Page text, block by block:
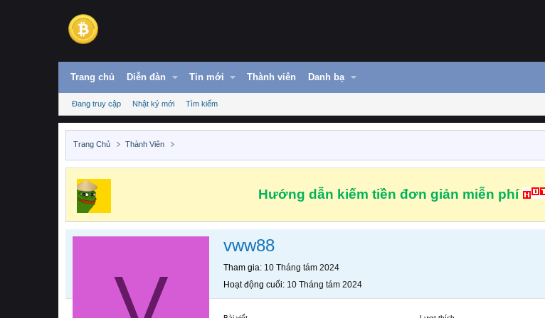
Trang chủ Diễn đàn Tin mới Thành viên Danh bạ
Đang truy cập Nhật ký mới Tìm kiếm
Trang Chủ Thành Viên
Hướng dẫn kiếm tiền đơn giản miễn phí
vww88
Tham gia 10 Tháng tám 2024
Hoạt động cuối 10 Tháng tám 2024